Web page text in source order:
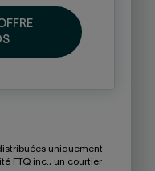
uniquement
FTQ inc., un courtier